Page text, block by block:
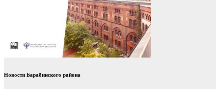
Новости Барабинского района